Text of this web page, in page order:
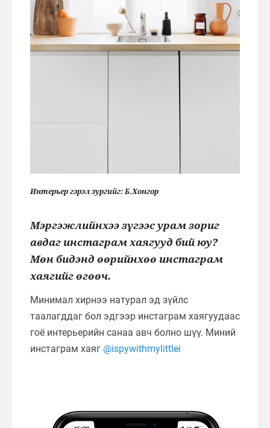
Интерьер гэрэл зургийг: Б.Хонгор
Мэргэжлийнхээ зүгээс урам зориг
авдаг инстаграм хаягууд бий юу?
Мөн бидэнд өөрийнхөө инстаграм
хаягийг өгөөч.
Минимал хирнээ натурал эд зүйлс
таалагддаг бол эдгээр инстаграм хаягуудаас
гоё интерьерийн санаа авч болно шүү. Миний
инстаграм хаяг @ispywithmylittlei